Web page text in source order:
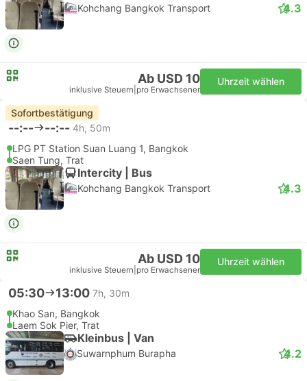
Kohchang Bangkok Transport 4.3
Ab USD 10
inklusive Steuern pro Erwachsener
Uhrzeit wählen
Sofortbestätigung
--:-- --:-- 4h, 50m
LPG PT Station Suan Luang 1, Bangkok
Saen Tung, Trat
Intercity | Bus
Kohchang Bangkok Transport 4.3
Ab USD 10
inklusive Steuern pro Erwachsener
Uhrzeit wählen
05:30 13:00 7h, 30m
Khao San, Bangkok
Laem Sok Pier, Trat
Kleinbus | Van
Suwarnphum Burapha 4.2